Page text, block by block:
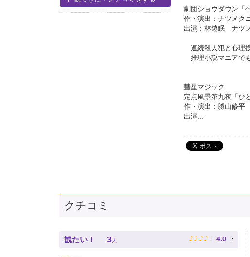
劇団ショウダウン「
作・演出：ナツメク
出演：林遊眠 ナツ
連続殺人犯と心理
推理小説マニアで
彗星マジック
定点風景第九夜「ひ
作・演出：勝山修平
出演...
クチコミ
観たい！ 3 人 ♪ ♪ ♪ ♪ ♪ 4.0